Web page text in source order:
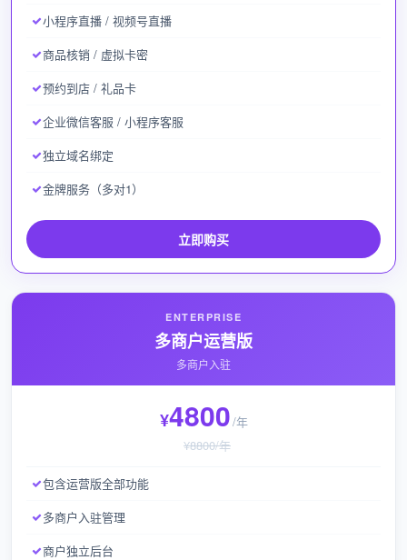
小程序直播 / 视频号直播
商品核销 / 虚拟卡密
预约到店 / 礼品卡
企业微信客服 / 小程序客服
独立域名绑定
金牌服务（多对1）
立即购买
ENTERPRISE
多商户运营版
多商户入驻
¥4800/年
¥8800/年
包含运营版全部功能
多商户入驻管理
商户独立后台